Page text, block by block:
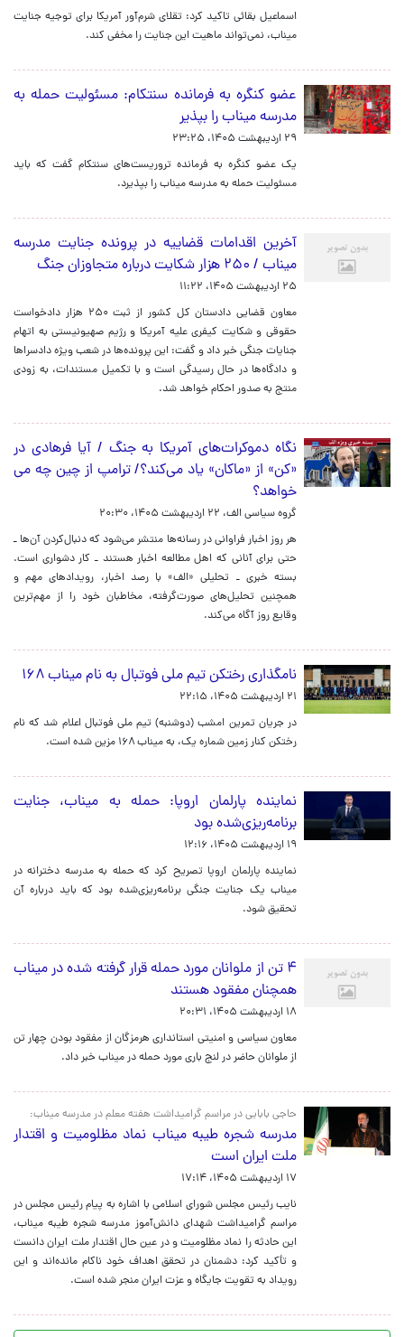
اسماعیل بقائی تاکید کرد: تقلای شرم‌آور آمریکا برای توجیه جنایت
میناب، نمی‌تواند ماهیت این جنایت را مخفی کند.
عضو کنگره به فرمانده سنتکام: مسئولیت حمله به
مدرسه میناب را بپذیر
۲۹ اردیبهشت ۱۴۰۵، ۲۳:۲۵
یک عضو کنگره به فرمانده تروریست‌های سنتکام گفت که باید
مسئولیت حمله به مدرسه میناب را بپذیرد.
آخرین اقدامات قضاییه در پرونده جنایت مدرسه
میناب / ۲۵۰ هزار شکایت درباره متجاوزان جنگ
۲۵ اردیبهشت ۱۴۰۵، ۱۱:۲۲
معاون قضایی دادستان کل کشور از ثبت ۲۵۰ هزار دادخواست
حقوقی و شکایت کیفری علیه آمریکا و رژیم صهیونیستی به اتهام
جنایات جنگی خبر داد و گفت: این پرونده‌ها در شعب ویژه دادسراها
و دادگاه‌ها در حال رسیدگی است و با تکمیل مستندات، به زودی
منتج به صدور احکام خواهد شد.
نگاه دموکرات‌های آمریکا به جنگ / آیا فرهادی در
«کن» از «ماکان» یاد می‌کند؟/ ترامپ از چین چه می
خواهد؟
گروه سیاسی الف، ۲۲ اردیبهشت ۱۴۰۵، ۲۰:۳۰
هر روز اخبار فراوانی در رسانه‌ها منتشر می‌شود که دنبال‌کردن آن‌ها ـ
حتی برای آنانی که اهل مطالعه اخبار هستند‌ ـ کار دشواری است.
بسته خبری ـ تحلیلی «الف» با رصد اخبار، رویدادهای مهم و
همچنین تحلیل‌های صورت‌گرفته، مخاطبان خود را از مهم‌ترین
وقایع روز آگاه می‌کند.
نامگذاری رختکن تیم ملی فوتبال به نام میناب ۱۶۸
۲۱ اردیبهشت ۱۴۰۵، ۲۲:۱۵
در جریان تمرین امشب (دوشنبه) تیم ملی فوتبال اعلام شد که نام
رختکن کنار زمین شماره یک، به میناب ۱۶۸ مزین شده است.
نماینده پارلمان اروپا: حمله به میناب، جنایت
برنامه‌ریزی‌شده بود
۱۹ اردیبهشت ۱۴۰۵، ۱۲:۱۶
نماینده پارلمان اروپا تصریح کرد که حمله به مدرسه دخترانه در
میناب یک جنایت جنگی برنامه‌ریزی‌شده بود که باید درباره آن
تحقیق شود.
۴ تن از ملوانان مورد حمله قرار گرفته شده در میناب
همچنان مفقود هستند
۱۸ اردیبهشت ۱۴۰۵، ۲۰:۳۱
معاون سیاسی و امنیتی استانداری هرمزگان از مفقود بودن چهار تن
از ملوانان حاضر در لنج باری مورد حمله در میناب خبر داد.
حاجی بابایی در مراسم گرامیداشت هفته معلم در مدرسه میناب:
مدرسه شجره طیبه میناب نماد مظلومیت و اقتدار
ملت ایران است
۱۷ اردیبهشت ۱۴۰۵، ۱۷:۱۴
نایب رئیس مجلس شورای اسلامی با اشاره به پیام رئیس مجلس در
مراسم گرامیداشت شهدای دانش‌آموز مدرسه شجره طیبه میناب،
این حادثه را نماد مظلومیت و در عین حال اقتدار ملت ایران دانست
و تأکید کرد: دشمنان در تحقق اهداف خود ناکام مانده‌اند و این
رویداد به تقویت جایگاه و عزت ایران منجر شده است.